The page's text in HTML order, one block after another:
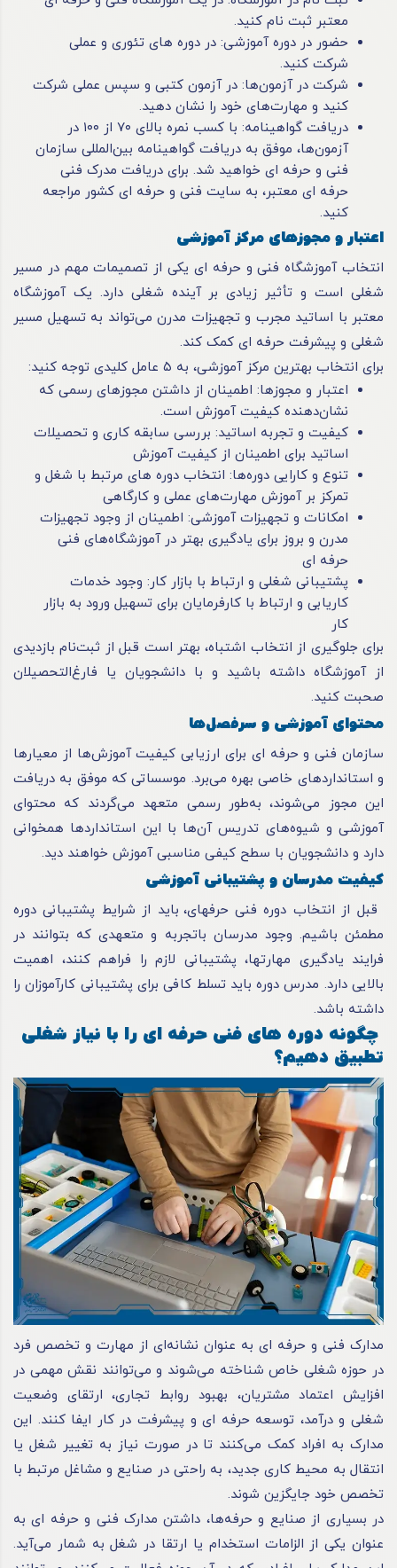
معتبر ثبت نام کنید.
حضور در دوره آموزشی: در دوره های تئوری و عملی
شرکت کنید.
شرکت در آزمون‌ها: در آزمون کتبی و سپس عملی شرکت
کنید و مهارت‌های خود را نشان دهید.
دریافت گواهینامه: با کسب نمره بالای ۷۰ از ۱۰۰ در
آزمون‌ها، موفق به دریافت گواهینامه بین‌المللی سازمان
فنی و حرفه ای خواهید شد. برای دریافت مدرک فنی
حرفه ای معتبر، به سایت فنی و حرفه ای کشور مراجعه
کنید.
اعتبار و مجوزهای مرکز آموزشی
انتخاب آموزشگاه فنی و حرفه ای یکی از تصمیمات مهم در مسیر
شغلی است و تأثیر زیادی بر آینده شغلی دارد. یک آموزشگاه
معتبر با اساتید مجرب و تجهیزات مدرن می‌تواند به تسهیل مسیر
شغلی و پیشرفت حرفه ای کمک کند.
برای انتخاب بهترین مرکز آموزشی، به ۵ عامل کلیدی توجه کنید:
اعتبار و مجوزها: اطمینان از داشتن مجوزهای رسمی که
نشان‌دهنده کیفیت آموزش است.
کیفیت و تجربه اساتید: بررسی سابقه کاری و تحصیلات
اساتید برای اطمینان از کیفیت آموزش
تنوع و کارایی دوره‌ها: انتخاب دوره های مرتبط با شغل و
تمرکز بر آموزش مهارت‌های عملی و کارگاهی
امکانات و تجهیزات آموزشی: اطمینان از وجود تجهیزات
مدرن و بروز برای یادگیری بهتر در آموزشگاه‌های فنی
حرفه ای
پشتیبانی شغلی و ارتباط با بازار کار: وجود خدمات
کاریابی و ارتباط با کارفرمایان برای تسهیل ورود به بازار
کار
برای جلوگیری از انتخاب اشتباه، بهتر است قبل از ثبت‌نام بازدیدی
از آموزشگاه داشته باشید و با دانشجویان یا فارغ‌التحصیلان
صحبت کنید.
محتوای آموزشی و سرفصل‌ها
سازمان فنی و حرفه ای برای ارزیابی کیفیت آموزش‌ها از معیارها
و استانداردهای خاصی بهره می‌برد. موسساتی که موفق به دریافت
این مجوز می‌شوند، به‌طور رسمی متعهد می‌گردند که محتوای
آموزشی و شیوه‌های تدریس آن‌ها با این استانداردها همخوانی
دارد و دانشجویان با سطح کیفی مناسبی آموزش خواهند دید.
کیفیت مدرسان و پشتیبانی آموزشی
قبل از انتخاب دوره فنی حرفه‎ای، باید از شرایط پشتیبانی دوره
مطمئن باشیم. وجود مدرسان باتجربه و متعهدی که بتوانند در
فرایند یادگیری مهارت‎ها، پشتیبانی لازم را فراهم کنند، اهمیت
بالایی دارد. مدرس دوره باید تسلط کافی برای پشتیبانی کارآموزان را
داشته باشد.
چگونه دوره های فنی حرفه ای را با نیاز شغلی
تطبیق دهیم؟
مدارک فنی و حرفه ای به عنوان نشانه‌ای از مهارت و تخصص فرد
در حوزه شغلی خاص شناخته می‌شوند و می‌توانند نقش مهمی در
افزایش اعتماد مشتریان، بهبود روابط تجاری، ارتقای وضعیت
شغلی و درآمد، توسعه حرفه ای و پیشرفت در کار ایفا کنند. این
مدارک به افراد کمک می‌کنند تا در صورت نیاز به تغییر شغل یا
انتقال به محیط کاری جدید، به راحتی در صنایع و مشاغل مرتبط با
تخصص خود جایگزین شوند.
در بسیاری از صنایع و حرفه‌ها، داشتن مدارک فنی و حرفه ای به
عنوان یکی از الزامات استخدام یا ارتقا در شغل به شمار می‌آید.